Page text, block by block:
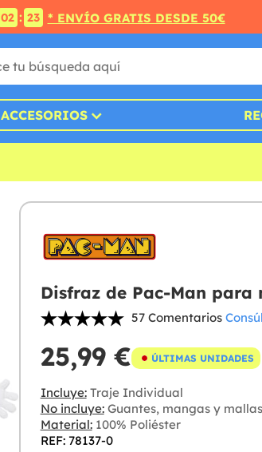
02 : 22 * ENVÍO GRATIS DESDE 50€
ACCESORIOS
Disfraz de Pac-Man para
57 Comentarios
25,99 € ÚLTIMAS UNIDADES
Incluye:Traje Individual
No incluye:Guantes, mangas y mallas
Material:100% Poliéster
REF: 78137-0